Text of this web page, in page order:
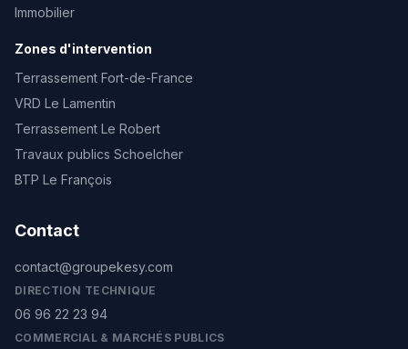
Immobilier
Zones d'intervention
Terrassement Fort-de-France
VRD Le Lamentin
Terrassement Le Robert
Travaux publics Schoelcher
BTP Le François
Contact
contact@groupekesy.com
DIRECTION TECHNIQUE
06 96 22 23 94
COMMERCIAL & MARCHÉS PUBLICS